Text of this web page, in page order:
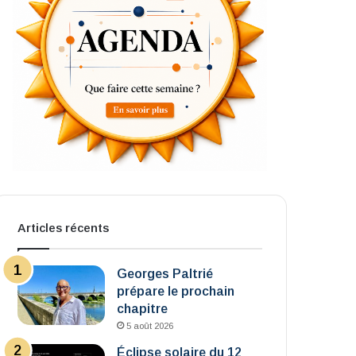
Articles récents
Georges Paltrié
prépare le prochain
chapitre
5 août 2026
Éclipse solaire du 12